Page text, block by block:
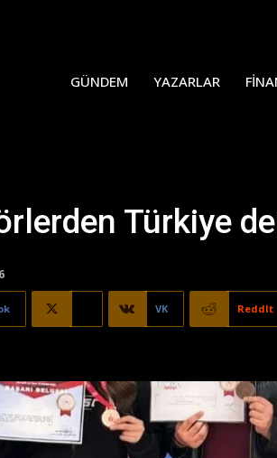
GÜNDEM YAZARLAR
Türkiye
VK ReddIt